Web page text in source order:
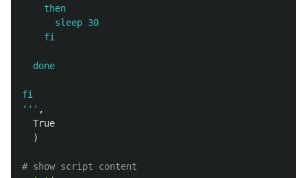
    then
      sleep 30
    fi
  done
''' ,
True
)